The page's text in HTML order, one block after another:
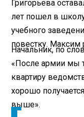
Григорьева
лет пошел в
учебного
повестку. Максим
Начальник, по
«После армии мы
квартиру
хорошо
выше».